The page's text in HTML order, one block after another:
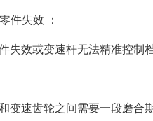
件失效 ：
失效或变速杆无法精准控制
变速齿轮之间需要一段磨合